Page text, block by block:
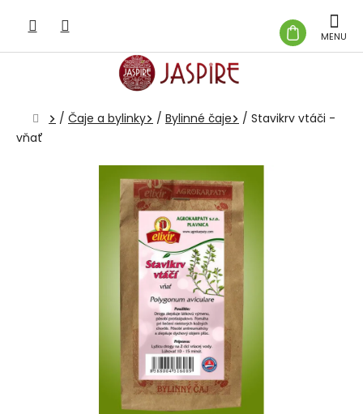
obsah
KOŠÍK
Domov
/ Čaje a bylinky / Bylinné čaje / Stavikrv vtáči -
vňať